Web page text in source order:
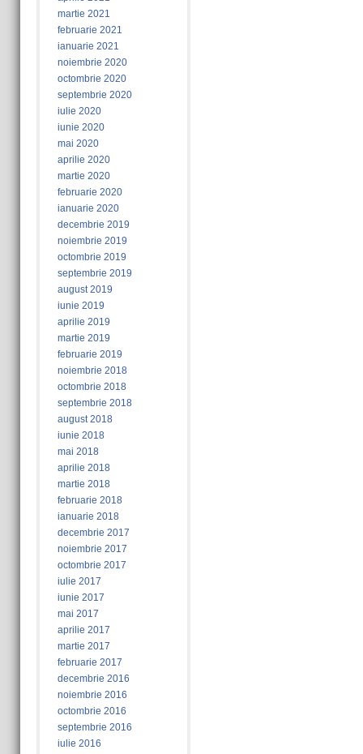
martie 2021
februarie 2021
ianuarie 2021
noiembrie 2020
octombrie 2020
septembrie 2020
iulie 2020
iunie 2020
mai 2020
aprilie 2020
martie 2020
februarie 2020
ianuarie 2020
decembrie 2019
noiembrie 2019
octombrie 2019
septembrie 2019
august 2019
iunie 2019
aprilie 2019
martie 2019
februarie 2019
noiembrie 2018
octombrie 2018
septembrie 2018
august 2018
iunie 2018
mai 2018
aprilie 2018
martie 2018
februarie 2018
ianuarie 2018
decembrie 2017
noiembrie 2017
octombrie 2017
iulie 2017
iunie 2017
mai 2017
aprilie 2017
martie 2017
februarie 2017
decembrie 2016
noiembrie 2016
octombrie 2016
septembrie 2016
iulie 2016